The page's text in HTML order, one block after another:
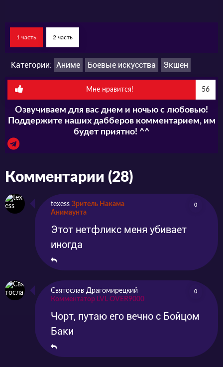
нашем сайте в одном из удобных плееров.
Не пропустите выход данного сериала в
июле этого года.
1 часть 2 часть
Категории: Аниме Боевые искусства Экшен
Мне нравится! 56
Озвучиваем для вас днем и ночью с любовью!
Поддержите наших дабберов комментарием, им
будет приятно! ^^
Комментарии (28)
texess Зритель Накама
Анимаунта
0
Этот нетфликс меня убивает
иногда
Святослав Драгомирецкий
Комментатор LVL OVER9000
0
Чорт, путаю его вечно с Бойцом
Баки